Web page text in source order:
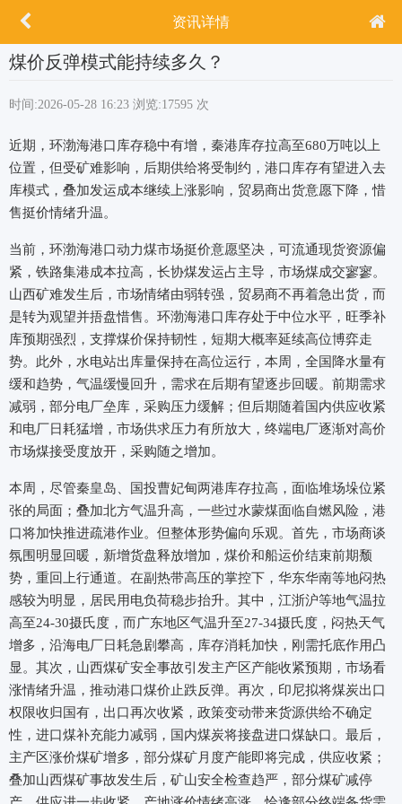
资讯详情
煤价反弹模式能持续多久？
时间:2026-05-28 16:23 浏览:17595 次
近期，环渤海港口库存稳中有增，秦港库存拉高至680万吨以上
位置，但受矿难影响，后期供给将受制约，港口库存有望进入去
库模式，叠加发运成本继续上涨影响，贸易商出货意愿下降，惜
售挺价情绪升温。
当前，环渤海港口动力煤市场挺价意愿坚决，可流通现货资源偏
紧，铁路集港成本拉高，长协煤发运占主导，市场煤成交寥寥。
山西矿难发生后，市场情绪由弱转强，贸易商不再着急出货，而
是转为观望并捂盘惜售。环渤海港口库存处于中位水平，旺季补
库预期强烈，支撑煤价保持韧性，短期大概率延续高位博弈走
势。此外，水电站出库量保持在高位运行，本周，全国降水量有
缓和趋势，气温缓慢回升，需求在后期有望逐步回暖。前期需求
减弱，部分电厂垒库，采购压力缓解；但后期随着国内供应收紧
和电厂日耗猛增，市场供求压力有所放大，终端电厂逐渐对高价
市场煤接受度放开，采购随之增加。
本周，尽管秦皇岛、国投曹妃甸两港库存拉高，面临堆场垛位紧
张的局面；叠加北方气温升高，一些过水蒙煤面临自燃风险，港
口将加快推进疏港作业。但整体形势偏向乐观。首先，市场商谈
氛围明显回暖，新增货盘释放增加，煤价和船运价结束前期颓
势，重回上行通道。在副热带高压的掌控下，华东华南等地闷热
感较为明显，居民用电负荷稳步抬升。其中，江浙沪等地气温拉
高至24-30摄氏度，而广东地区气温升至27-34摄氏度，闷热天气
增多，沿海电厂日耗急剧攀高，库存消耗加快，刚需托底作用凸
显。其次，山西煤矿安全事故引发主产区产能收紧预期，市场看
涨情绪升温，推动港口煤价止跌反弹。再次，印尼拟将煤炭出口
权限收归国有，出口再次收紧，政策变动带来货源供给不确定
性，进口煤补充能力减弱，国内煤炭将接盘进口煤缺口。最后，
主产区涨价煤矿增多，部分煤矿月度产能即将完成，供应收紧；
叠加山西煤矿事故发生后，矿山安全检查趋严，部分煤矿减停